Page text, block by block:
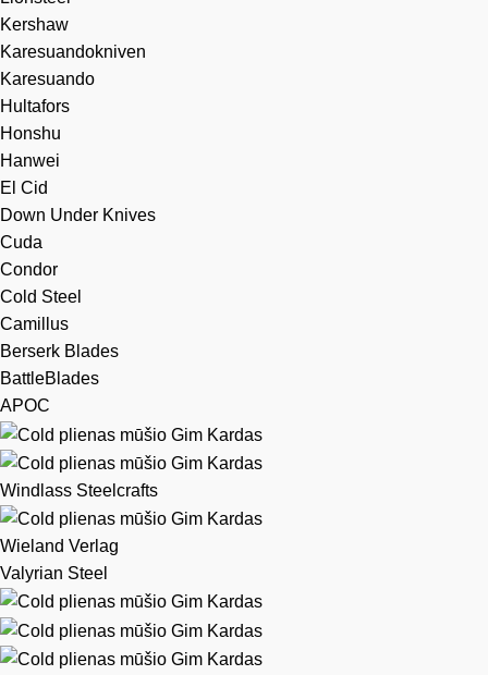
Kershaw
Karesuandokniven
Karesuando
Hultafors
Honshu
Hanwei
El Cid
Down Under Knives
Cuda
Condor
Cold Steel
Camillus
Berserk Blades
BattleBlades
APOC
Windlass Steelcrafts
Wieland Verlag
Valyrian Steel